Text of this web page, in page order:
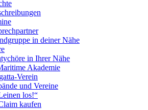
in deiner Nähe
in Ihrer Nähe
Akademie
Verein
und Vereine
los!“
kaufen